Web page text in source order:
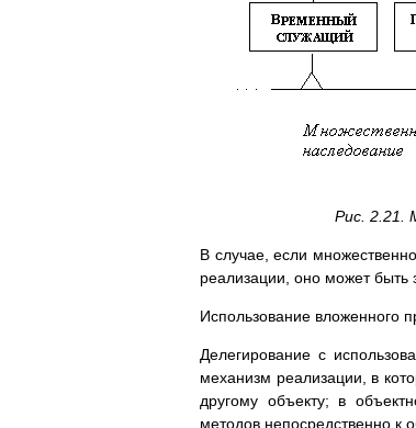
Рис. 2.21.
В случае, если
реализации, оно может
Использование вложенного
Делегирование с
механизм реализации, в
другому объекту; в
методов непосредственно к